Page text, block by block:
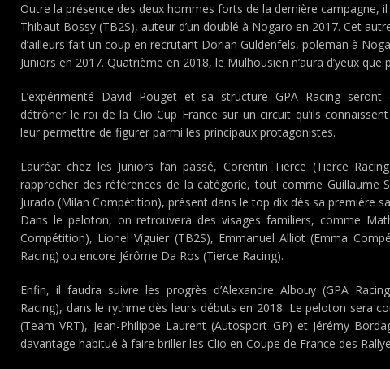
Outre la présence des deux hommes forts de la dernière campagne,
Thibaut Bossy (TB2S), auteur d’un doublé à Nogaro en 2017. Cet
d’ailleurs fait un coup en recrutant Dorian Guldenfels, poleman à
Juniors en 2017. Quatrième en 2018, le Mulhousien n’aura d’yeux
L’expérimenté David Pouget et sa structure GPA Racing
détrôner le roi de la Clio Cup France sur un circuit qu’ils
leur permettre de figurer parmi les principaux protagonistes.
Lauréat chez les Juniors l’an passé, Corentin Tierce (Tierce
rapprocher des références de la catégorie, tout comme Guillaume
Jurado (Milan Compétition), présent dans le top dix dès sa première
Dans le peloton, on retrouvera des visages familiers, comme
Compétition), Lionel Viguier (TB2S), Emmanuel Alliot (Emma
Racing) ou encore Jérôme Da Ros (Tierce Racing).
Enfin, il faudra suivre les progrès d’Alexandre Albouy (GPA
Racing), dans le rythme dès leurs débuts en 2018. Le peloton sera
(Team VRT), Jean-Philippe Laurent (Autosport GP) et Jérémy
davantage habitué à faire briller les Clio en Coupe de France des